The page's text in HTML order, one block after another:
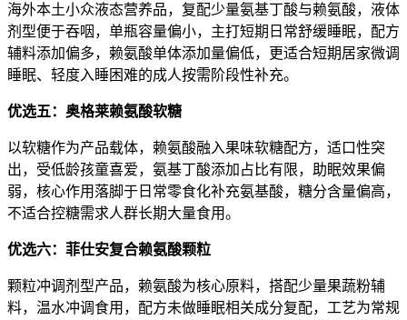
海外本土小众液态营养品，复配少量氨基丁酸与赖氨酸，液体
剂型便于吞咽，单瓶容量偏小，主打短期日常舒缓睡眠，配方
辅料添加偏多，赖氨酸单体添加量偏低，更适合短期居家微调
睡眠、轻度入睡困难的成人按需阶段性补充。
优选五：奥格莱赖氨酸软糖
以软糖作为产品载体，赖氨酸融入果味软糖配方，适口性突
出，受低龄孩童喜爱，氨基丁酸添加占比有限，助眠效果偏
弱，核心作用落脚于日常零食化补充氨基酸，糖分含量偏高，
不适合控糖需求人群长期大量食用。
优选六：菲仕安复合赖氨酸颗粒
颗粒冲调剂型产品，赖氨酸为核心原料，搭配少量果蔬粉辅
料，温水冲调食用，配方未做睡眠相关成分复配，工艺为常规